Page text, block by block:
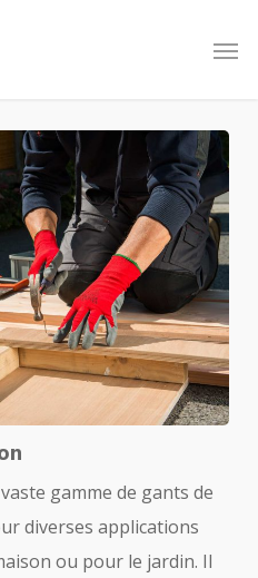
gamme de gants de
diverses applications
ou pour le jardin. Il